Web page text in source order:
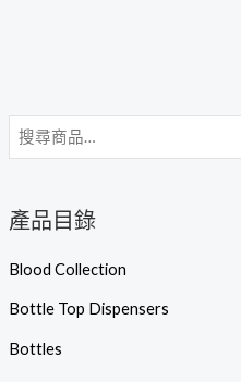
產品目錄
Blood Collection
Bottle Top Dispensers
Bottles